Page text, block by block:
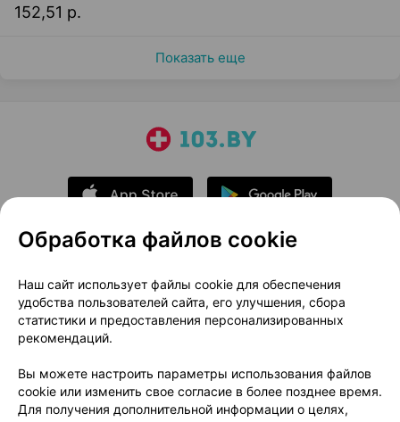
152,51 р.
Показать еще
О проекте
Новости проекта
Размещение рекламы
Медицинский маркетинг
Публичный договор
Доставка
Способы оплаты
Вакансии
Партнеры
Написать руководителю 103.by
Обработка файлов cookie
Наш сайт использует файлы cookie для обеспечения
удобства пользователей сайта, его улучшения, сбора
статистики и предоставления персонализированных
рекомендаций.
Вы можете настроить параметры использования файлов
cookie или изменить свое согласие в более позднее время.
Для получения дополнительной информации о целях,